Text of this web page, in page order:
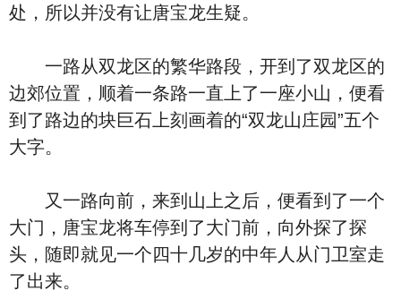
处，所以并没有让唐宝龙生疑。
一路从双龙区的繁华路段，开到了双龙区的
边郊位置，顺着一条路一直上了一座小山，便看
到了路边的块巨石上刻画着的“双龙山庄园”五个
大字。
又一路向前，来到山上之后，便看到了一个
大门，唐宝龙将车停到了大门前，向外探了探
头，随即就见一个四十几岁的中年人从门卫室走
了出来。